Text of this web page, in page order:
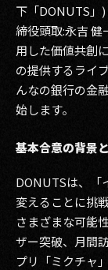
下「DONUTS」
締役頭取:永吉
用した価値共創
の提供するライ
んなの銀行の金
始します。
基本合意の背景
DONUTSは、「
変えることに挑
さまざまな可能
ザー突破、月間
プリ「ミクチャ